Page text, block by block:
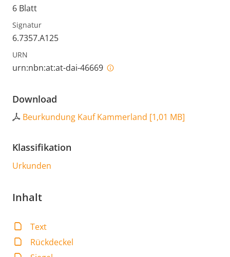
6 Blatt
Signatur
6.7357.A125
URN
urn:nbn:at:at-dai-46669
Download
Beurkundung Kauf Kammerland [1,01 MB]
Klassifikation
Urkunden
Inhalt
Text
Rückdeckel